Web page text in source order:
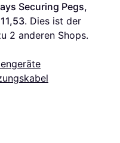
Securing Pegs,
. Dies ist der
2 anderen Shops.